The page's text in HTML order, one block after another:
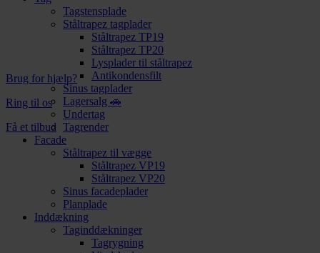
Tagstensplade
Ståltrapez tagplader
Ståltrapez TP19
Ståltrapez TP20
Lysplader til ståltrapez
Antikondensfilt
Sinus tagplader
Lagersalg 🚗
Undertag
Tagrender
Facade
Ståltrapez til vægge
Ståltrapez VP19
Ståltrapez VP20
Sinus facadeplader
Planplade
Inddækning
Taginddækninger
Tagrygning
Brug for hjælp?
Ring til os
Få et tilbud